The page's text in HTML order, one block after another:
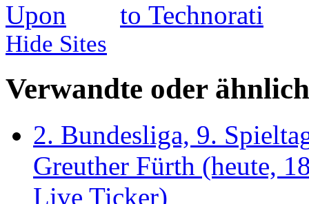
Hide Sites
Verwandte oder
2. Bundesliga, 9.
Greuther Fürth (heute,
Live Ticker)